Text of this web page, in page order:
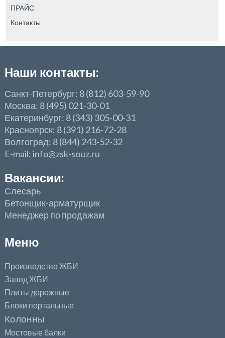
ПРАЙС
Контакты
Наши контакты:
Санкт-Петербург: 8 (812) 603-59-90
Москва: 8 (495) 021-30-01
Екатеринбург: 8 (343) 305-00-31
Красноярск: 8 (391) 216-72-28
Волгоград: 8 (844) 243-52-32
E-mail: info@zsk-souz.ru
Вакансии:
Слесарь
Бетонщик-арматурщик
Менеджер по продажам
Меню
Производство ЖБИ
Завод ЖБИ
Плиты дорожные
Блоки портальные
Колонны
Мостовые балки